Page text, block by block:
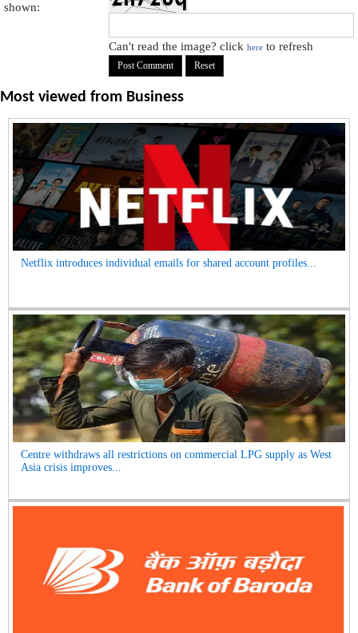
shown:
Can't read the image? clickhere to refresh
Most viewed from Business
Netflix introduces individual emails for shared account profiles...
Centre withdraws all restrictions on commercial LPG supply as West
Asia crisis improves...